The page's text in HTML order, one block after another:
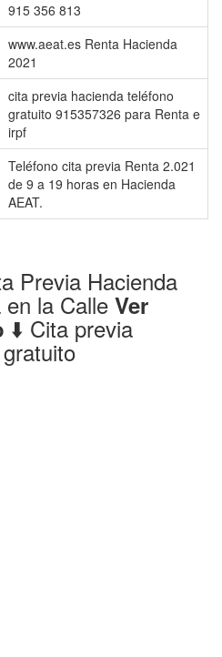
915 356 813
www.aeat.es Renta Hacienda
2021
cita previa hacienda teléfono
gratuito 915357326 para Renta e
irpf
Teléfono cita previa Renta 2.021
de 9 a 19 horas en Hacienda
AEAT.
Previa Hacienda
la Calle Ver
⬇️ Cita previa